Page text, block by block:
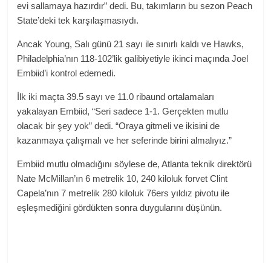
evi sallamaya hazırdır” dedi. Bu, takımların bu sezon Peach
State’deki tek karşılaşmasıydı.
Ancak Young, Salı günü 21 sayı ile sınırlı kaldı ve Hawks,
Philadelphia’nın 118-102’lik galibiyetiyle ikinci maçında Joel
Embiid’i kontrol edemedi.
İlk iki maçta 39.5 sayı ve 11.0 ribaund ortalamaları
yakalayan Embiid, “Seri sadece 1-1. Gerçekten mutlu
olacak bir şey yok” dedi. “Oraya gitmeli ve ikisini de
kazanmaya çalışmalı ve her seferinde birini almalıyız.”
Embiid mutlu olmadığını söylese de, Atlanta teknik direktörü
Nate McMillan’ın 6 metrelik 10, 240 kiloluk forvet Clint
Capela’nın 7 metrelik 280 kiloluk 76ers yıldız pivotu ile
eşleşmediğini gördükten sonra duygularını düşünün.